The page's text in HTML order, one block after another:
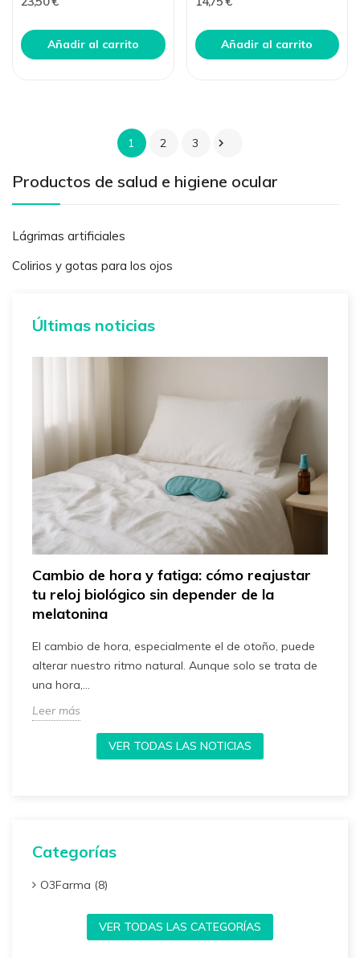
Productos de salud e higiene ocular
Lágrimas artificiales
Colirios y gotas para los ojos
Últimas noticias
Cambio de hora y fatiga: cómo reajustar
tu reloj biológico sin depender de la
melatonina
El cambio de hora, especialmente el de otoño, puede
alterar nuestro ritmo natural. Aunque solo se trata de
una hora,...
Leer más
VER TODAS LAS NOTICIAS
Categorías
O3Farma (8)
VER TODAS LAS CATEGORÍAS
Añadir al carrito Añadir al carrito
1 2 3 